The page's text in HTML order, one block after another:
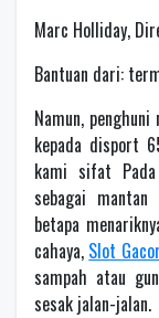
Marc Holliday,
Bantuan dari:
Namun,
kepada disport
kami sifat
sebagai mantan
betapa
cahaya, Slot
sampah atau
sesak jalan-jalan.